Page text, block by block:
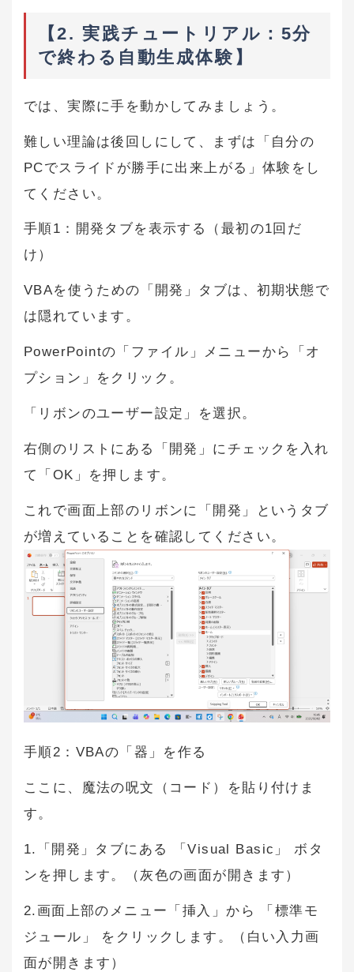
【2. 実践チュートリアル：5分
で終わる自動生成体験】
では、実際に手を動かしてみましょう。
難しい理論は後回しにして、まずは「自分の
PCでスライドが勝手に出来上がる」体験をし
てください。
手順1：開発タブを表示する（最初の1回だ
け）
VBAを使うための「開発」タブは、初期状態で
は隠れています。
PowerPointの「ファイル」メニューから「オ
プション」をクリック。
「リボンのユーザー設定」を選択。
右側のリストにある「開発」にチェックを入れ
て「OK」を押します。
これで画面上部のリボンに「開発」というタブ
が増えていることを確認してください。
手順2：VBAの「器」を作る
ここに、魔法の呪文（コード）を貼り付けま
す。
1.「開発」タブにある 「Visual Basic」 ボタ
ンを押します。（灰色の画面が開きます）
2.画面上部のメニュー「挿入」から 「標準モ
ジュール」 をクリックします。（白い入力画
面が開きます）